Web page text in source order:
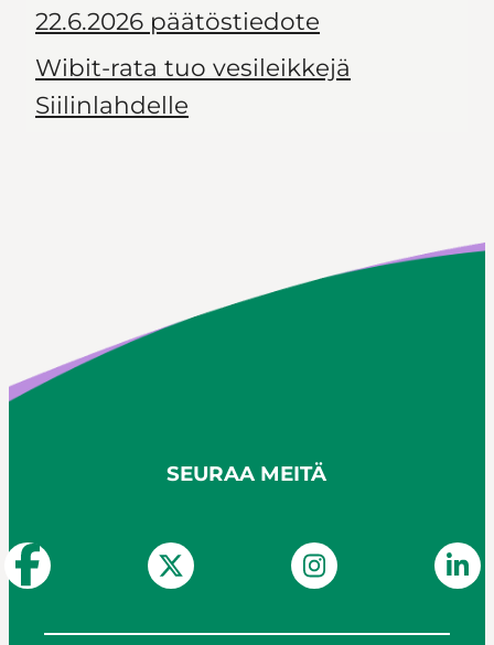
22.6.2026 päätöstiedote
Wibit-rata tuo vesileikkejä
Siilinlahdelle
SEURAA MEITÄ